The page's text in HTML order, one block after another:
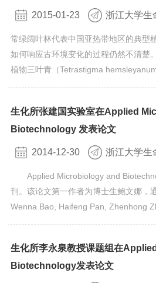
2015-01-23 浙江大学生
常绿阔叶林代表中国亚热带地区的典型
如何响应古环境变化的过程仍然不清楚
植物三叶青（Tetrastigma
历史以及时空动态格局。揭示了该种在
（西南与中东谱系），西南谱系具有稳
生化所张建国实验室在Applied
Biotechnology 发表论文
2014-12-30 浙江大学生
Applied Microbiology and
刊。该论文第一作者为博士生鲍文娜，
Wenna Bao, Haifeng Pan, Zhenhong
hydrolase from Bordetella sp. BK-52.
生化所李永泉教授课题组在
Biotechnology发表论文